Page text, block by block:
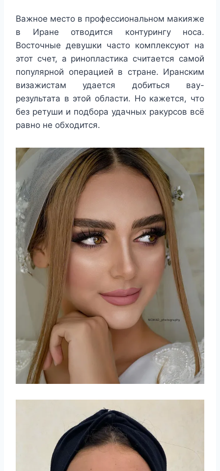
Важное место в профессиональном макияже
в Иране отводится контурингу носа.
Восточные девушки часто комплексуют на
этот счет, а ринопластика считается самой
популярной операцией в стране. Иранским
визажистам удается добиться вау-
результата в этой области. Но кажется, что
без ретуши и подбора удачных ракурсов всё
равно не обходится.